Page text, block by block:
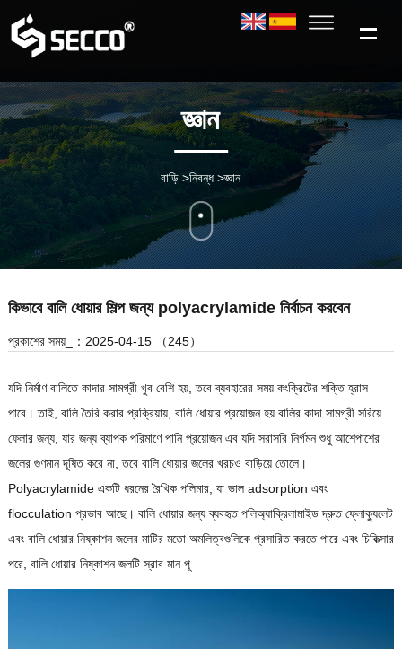
জ্ঞান
বাড়ি >নিবন্ধ>জ্ঞান
কিভাবে বালি ধোয়ার শিল্প জন্য polyacrylamide নির্বাচন করবেন
প্রকাশের সময়_：2025-04-15 （245）
যদি নির্মাণ বালিতে কাদার সামগ্রী খুব বেশি হয়, তবে ব্যবহারের সময় কংক্রিটের শক্তি হ্রাস
পাবে। তাই, বালি তৈরি করার প্রক্রিয়ায়, বালি ধোয়ার প্রয়োজন হয় বালির কাদা সামগ্রী সরিয়ে
ফেলার জন্য, যার জন্য ব্যাপক পরিমাণে পানি প্রয়োজন এব যদি সরাসরি নির্গমন শুধু আশেপাশের
জলের গুণমান দূষিত করে না, তবে বালি ধোয়ার জলের খরচও বাড়িয়ে তোলে।
Polyacrylamide একটি ধরনের রৈখিক পলিমার, যা ভাল adsorption এবং
flocculation প্রভাব আছে। বালি ধোয়ার জন্য ব্যবহৃত পলিঅ্যাক্রিলামাইড দ্রুত ফ্লোক্যুলেট
এবং বালি ধোয়ার নিষ্কাশন জলের মাটির মতো অমলিত্বগুলিকে প্রসারিত করতে পারে এবং চিকিত্সার
পরে, বালি ধোয়ার নিষ্কাশন জলটি স্রাব মান পূ